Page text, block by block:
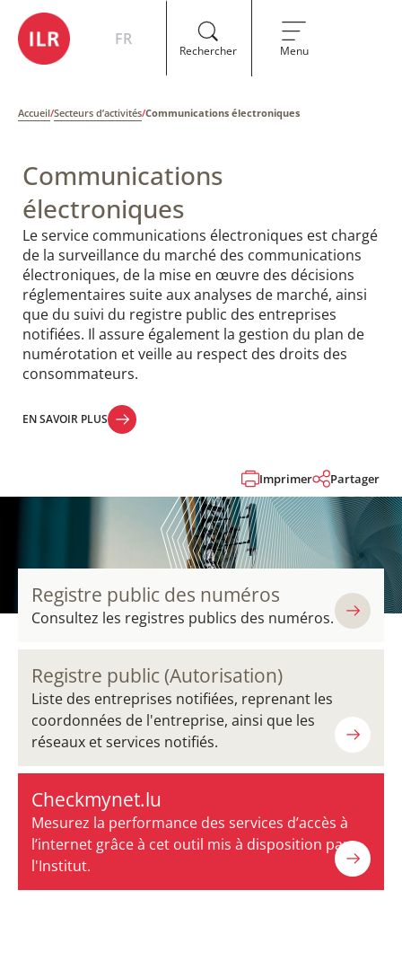
FR
Rechercher Menu
Accueil/Secteurs d’activités/Communications électroniques
Communications
électroniques
Le service communications électroniques est chargé
de la surveillance du marché des communications
électroniques, de la mise en œuvre des décisions
réglementaires suite aux analyses de marché, ainsi
que du suivi du registre public des entreprises
notifiées. Il assure également la gestion du plan de
numérotation et veille au respect des droits des
consommateurs.
EN SAVOIR PLUS
Imprimer Partager
Registre public des numéros
Consultez les registres publics des numéros.
Registre public (Autorisation)
Liste des entreprises notifiées, reprenant les
coordonnées de l'entreprise, ainsi que les
réseaux et services notifiés.
Checkmynet.lu
Mesurez la performance des services d’accès à
l’internet grâce à cet outil mis à disposition par
l'Institut.